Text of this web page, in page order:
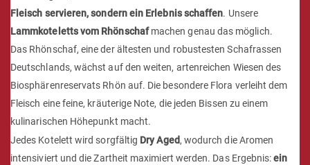
Fleisch servieren, sondern ein Erlebnis schaffen. Unsere
Lammkoteletts vom Rhönschafmachen genau das möglich.
Das Rhönschaf, eine der ältesten und robustesten Schafrassen
Deutschlands, wächst auf den weiten, artenreichen Wiesen des
Biosphärenreservats Rhön auf. Die besondere Flora verleiht dem
Fleisch eine feine, kräuterige Note, die jeden Bissen zu einem
kulinarischen Höhepunkt macht.
Jedes Kotelett wird sorgfältig Dry Aged, wodurch die Aromen
intensiviert und die Zartheit maximiert werden. Das Ergebnis:ein